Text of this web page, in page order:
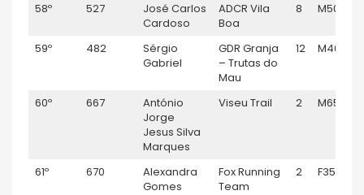
58º 527
José Carlos
Cardoso
ADCR Vila
Boa
8 M50
59º 482
Sérgio
Gabriel
GDR Granja
– Trutas do
Mau
12 M40
60º 667
António
Jorge
Jesus Silva
Marques
Viseu Trail 2 M65
61º 670
Alexandra
Gomes
Fox Running
Team
2 F35